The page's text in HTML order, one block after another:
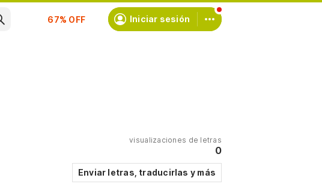
Suscríbete
Iniciar sesión
visualizaciones de letras
0
Enviar letras, traducirlas y más